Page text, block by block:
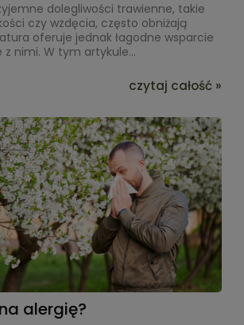
dolegliwości trawienne, takie
czy wzdęcia, często obniżają
oferuje jednak łagodne wsparcie
z nimi. W tym artykule...
czytaj całość »
alergię?